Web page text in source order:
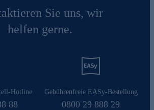
Sie uns, wir
helfen gerne.
Hotline
88
Gebührenfreie EASy-Bestellung
0800 29 888 29